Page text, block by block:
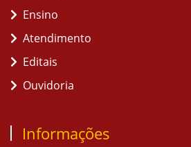
Ensino
Atendimento
Editais
Ouvidoria
Informações